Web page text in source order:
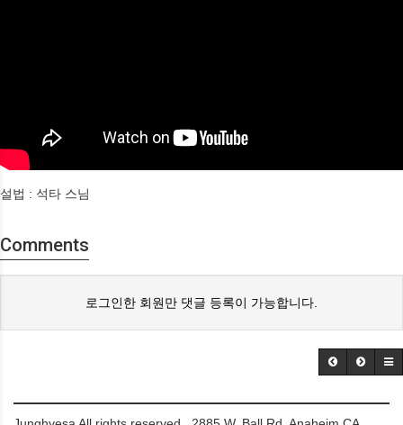
설법 : 석타 스님
Comments
로그인한 회원만 댓글 등록이 가능합니다.